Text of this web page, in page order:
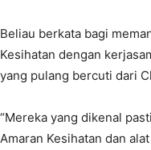
Beliau berkata bagi
Kesihatan dengan
yang pulang bercuti dari
“Mereka yang dikenal
Amaran Kesihatan dan